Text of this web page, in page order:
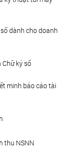
dành cho doanh
ký số
minh báo cáo tài
thu NSNN